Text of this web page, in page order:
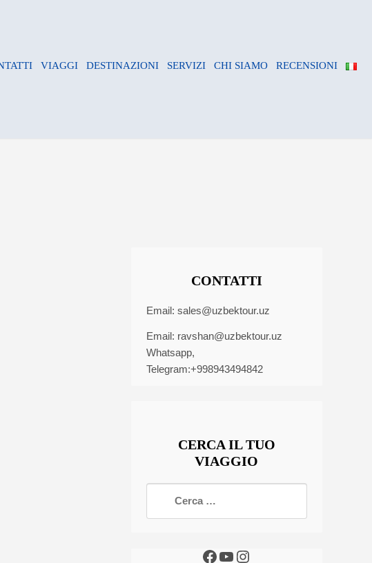
VIAGGI DESTINAZIONI SERVIZI CHI SIAMO RECENSIONI
CONTATTI
Email: sales@uzbektour.uz
Email: ravshan@uzbektour.uz
Whatsapp,
Telegram:+998943494842
CERCA IL TUO
VIAGGIO